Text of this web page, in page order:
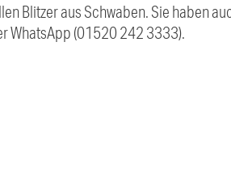
Blitzer aus Schwaben. Sie haben
WhatsApp (01520 242 3333).